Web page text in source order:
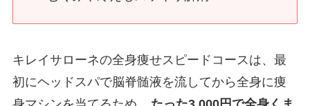
キレイサローネの全身痩せスピードコースは、最
初にヘッドスパで脳脊髄液を流してから全身に痩